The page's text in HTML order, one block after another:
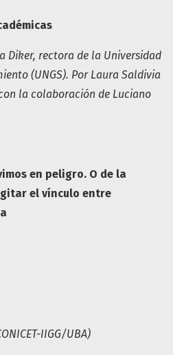
Diker, rectora de la Universidad
(UNGS). Por Laura Saldivia
la colaboración de Luciano
2017
en peligro. O de la
el vínculo entre
2017
IIGG/UBA)